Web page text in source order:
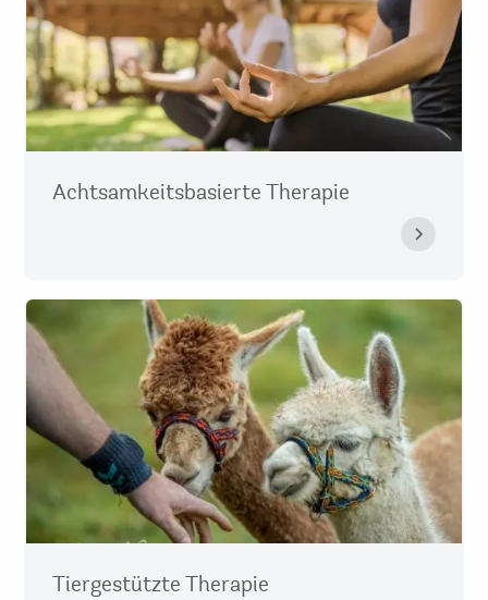
Achtsamkeitsbasierte Therapie
Tiergestützte Therapie